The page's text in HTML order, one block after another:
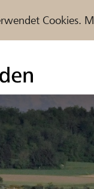
Cookies.
Hilfe & Support
finden